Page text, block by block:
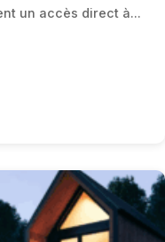
un accès direct à...